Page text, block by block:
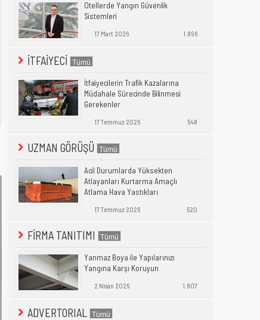
Otellerde Yangın Güvenlik
Sistemleri
17 Mart 2026 1.896
İTFAİYECİ
İtfaiyecilerin Trafik Kazalarına
Müdahale Sürecinde Bilinmesi
Gerekenler
17 Temmuz 2026 548
UZMAN GÖRÜŞÜ
Acil Durumlarda Yüksekten
Atlayanları Kurtarma Amaçlı
Atlama Hava Yastıkları
17 Temmuz 2026 520
FİRMA TANITIMI
Yanmaz Boya ile Yapılarınızı
Yangına Karşı Koruyun
2 Nisan 2026 1.807
ADVERTORIAL